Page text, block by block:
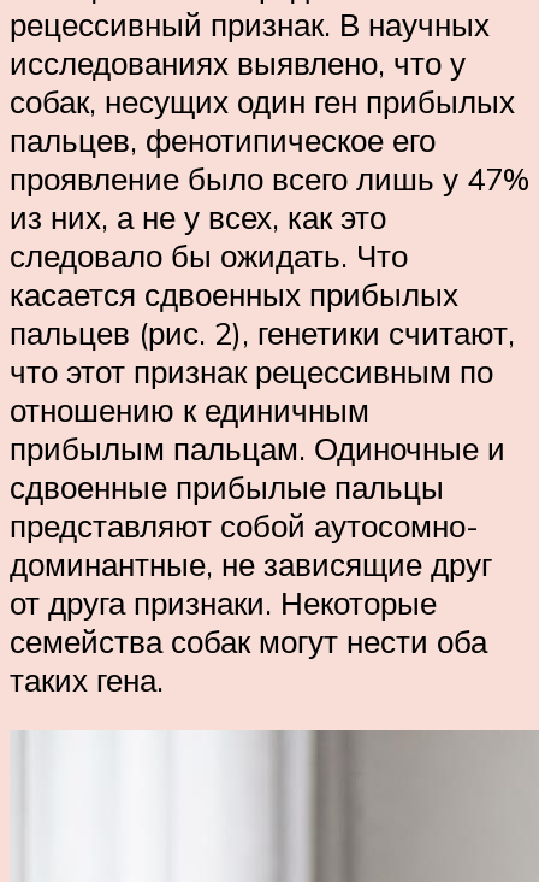
рецессивный признак. В научных
исследованиях выявлено, что у
собак, несущих один ген прибылых
пальцев, фенотипическое его
проявление было всего лишь у 47%
из них, а не у всех, как это
следовало бы ожидать. Что
касается сдвоенных прибылых
пальцев (рис. 2), генетики считают,
что этот признак рецессивным по
отношению к единичным
прибылым пальцам. Одиночные и
сдвоенные прибылые пальцы
представляют собой аутосомно-
доминантные, не зависящие друг
от друга признаки. Некоторые
семейства собак могут нести оба
таких гена.